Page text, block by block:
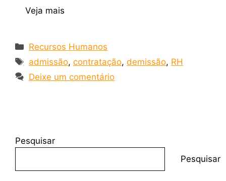
Veja mais
Recursos Humanos
admissão,contratação,demissão, RH
Deixe um comentário
Pesquisar
Pesquisar